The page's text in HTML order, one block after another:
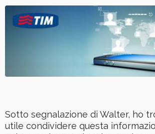
Sotto segnalazione di Walter, ho
utile condividere questa